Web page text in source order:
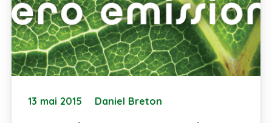
13 mai 2015 Daniel Breton